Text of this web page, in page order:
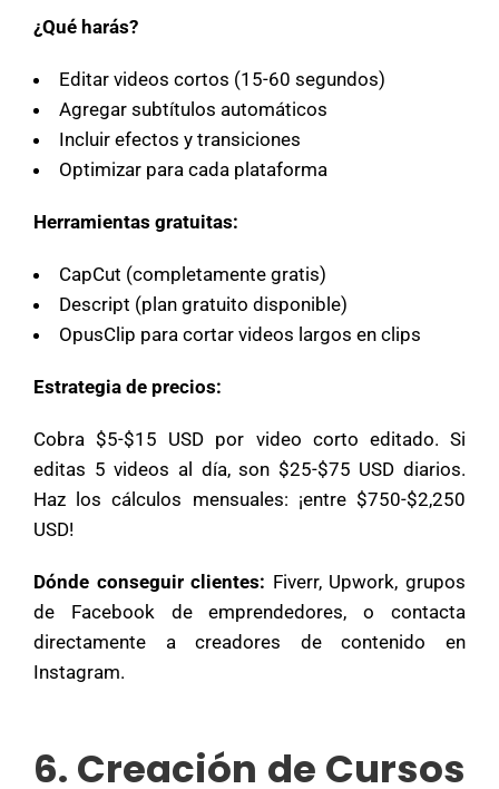
¿Qué harás?
Editar videos cortos (15-60 segundos)
Agregar subtítulos automáticos
Incluir efectos y transiciones
Optimizar para cada plataforma
Herramientas gratuitas:
CapCut (completamente gratis)
Descript (plan gratuito disponible)
OpusClip para cortar videos largos en clips
Estrategia de precios:
Cobra $5-$15 USD por video corto editado. Si
editas 5 videos al día, son $25-$75 USD diarios.
Haz los cálculos mensuales: ¡entre $750-$2,250
USD!
Dónde conseguir clientes: Fiverr, Upwork, grupos
de Facebook de emprendedores, o contacta
directamente a creadores de contenido en
Instagram.
6. Creación de Cursos